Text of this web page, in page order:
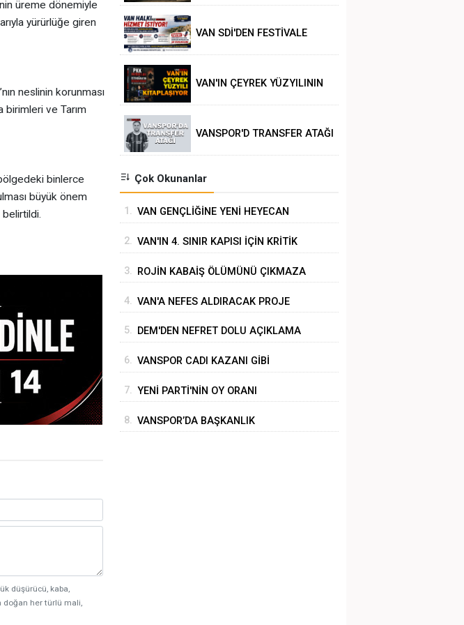
üreme dönemiyle
yürürlüğe giren
neslinin korunması
birimleri ve Tarım
binlerce
büyük önem
belirtildi.
düşürücü, kaba,
doğan her türlü mali,
VAN SDİ'DEN FESTİVALE
VAN'IN ÇEYREK YÜZYILININ
VANSPOR'D TRANSFER ATAĞI
Çok Okunanlar
1. VAN GENÇLİĞİNE YENİ HEYECAN
2. VAN'IN 4. SINIR KAPISI İÇİN KRİTİK
3. ROJİN KABAİŞ ÖLÜMÜNÜ ÇIKMAZA
4. VAN'A NEFES ALDIRACAK PROJE
5. DEM'DEN NEFRET DOLU AÇIKLAMA
6. VANSPOR CADI KAZANI GİBİ
7. YENİ PARTİ'NİN OY ORANI
8. VANSPOR’DA BAŞKANLIK